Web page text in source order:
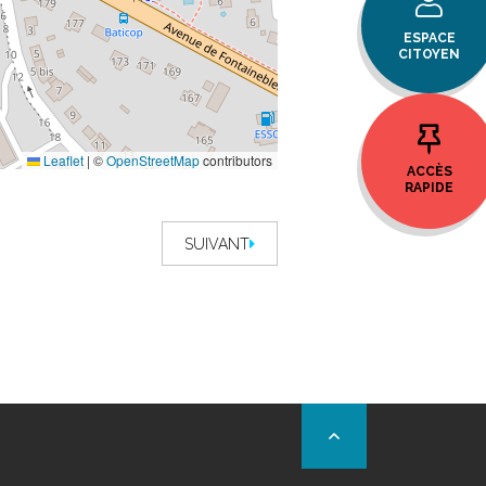
Leaflet | ©OpenStreetMapcontributors
SUIVANT
ESPACE
CITOYEN
ACCÈS
RAPIDE